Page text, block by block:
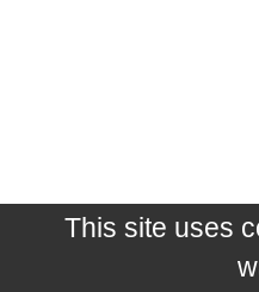
This site uses